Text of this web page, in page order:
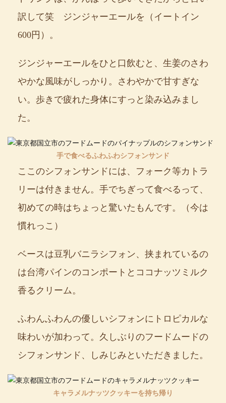
訳して笑 ジンジャーエールを（イートイン
600円）。
ジンジャーエールをひと口飲むと、生姜のさわ
やかな風味がしっかり。さわやかで甘すぎな
い。歩きで疲れた身体にすっと染み込みまし
た。
手で食べるふわふわシフォンサンド
ここのシフォンサンドには、フォーク等カトラ
リーは付きません。手でちぎって食べるって、
初めての時はちょっと驚いたもんです。（今は
慣れっこ）
ベースは豆乳バニラシフォン、挟まれているの
は台湾パインのコンポートとココナッツミルク
香るクリーム。
ふわんふわんの優しいシフォンにトロピカルな
味わいが加わって。久しぶりのフードムードの
シフォンサンド、しみじみといただきました。
キャラメルナッツクッキーを持ち帰り